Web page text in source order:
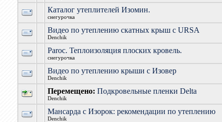
Каталог утеплителей Изомин.
снегурочка
Видео по утеплению скатных крыш с URSA
Denchik
Paroc. Теплоизоляция плоских кровель.
снегурочка
Видео по утеплению крыши с Изовер
Denchik
Перемещено: Подкровельные пленки Delta
Denchik
Мансарда с Изорок: рекомендации по утеплению
Denchik